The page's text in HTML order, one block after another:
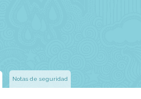
Notas de seguridad